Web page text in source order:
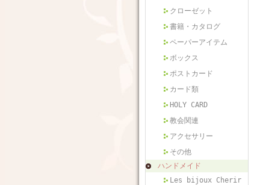
クローゼット
書籍・カタログ
ペーパーアイテム
ボックス
ポストカード
カード類
HOLY CARD
教会関連
アクセサリー
その他
ハンドメイド
Les bijoux Cherir